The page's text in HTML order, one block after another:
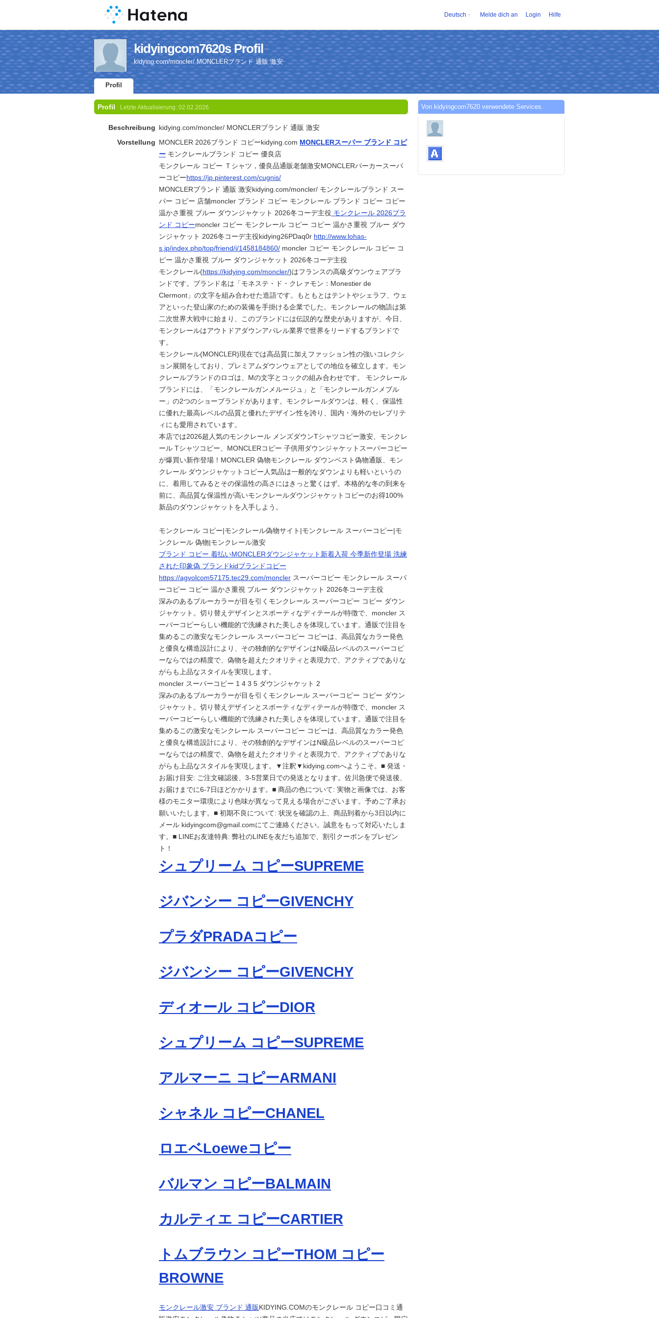
Deutsch Melde dich an Login Hilfe
kidyingcom7620s Profil
kidying.com/moncler/ MONCLERブランド 通販 激安
Profil
Profil Letzte Aktualisierung: 02.02.2026
Beschreibung kidying.com/moncler/ MONCLERブランド 通販 激安
Vorstellung MONCLER 2026ブランド コピーkidying.com MONCLERスーパー ブランド コピ
ー モンクレールブランド コピー 優良店
モンクレール コピー Ｔシャツ，優良品通販老舗激安MONCLERパーカースーパ
ーコピーhttps://jp.pinterest.com/cugnis/
MONCLERブランド 通販 激安kidying.com/moncler/ モンクレールブランド スー
パー コピー 店舗moncler ブランド コピー モンクレール ブランド コピー コピー
温かさ重視 ブルー ダウンジャケット 2026冬コーデ主役 モンクレール 2026ブラ
ンド コピーmoncler コピー モンクレール コピー コピー 温かさ重視 ブルー ダウ
ンジャケット 2026冬コーデ主役kidying26PDaq0r http://www.lohas-
s.jp/index.php/top/friend/i/1458184860/ moncler コピー モンクレール コピー コ
ピー 温かさ重視 ブルー ダウンジャケット 2026冬コーデ主役
モンクレール(https://kidying.com/moncler/)はフランスの高級ダウンウェアブラ
ンドです。ブランド名は「モネステ・ド・クレァモン：Monestier de
Clermont」の文字を組み合わせた造語です。もともとはテントやシェラフ、ウェ
アといった登山家のための装備を手掛ける企業でした。モンクレールの物語は第
二次世界大戦中に始まり、このブランドには伝説的な歴史がありますが、今日、
モンクレールはアウトドアダウンアパレル業界で世界をリードするブランドで
す。
モンクレール(MONCLER)現在では高品質に加えファッション性の強いコレクシ
ョン展開をしており、プレミアムダウンウェアとしての地位を確立します。モン
クレールブランドのロゴは、Mの文字とコックの組み合わせです。 モンクレール
ブランドには、「モンクレールガンメルージュ」と「モンクレールガンメブル
ー」の2つのショーブランドがあります。モンクレールダウンは、軽く、保温性
に優れた最高レベルの品質と優れたデザイン性を誇り、国内・海外のセレブリテ
ィにも愛用されています。
本店では2026超人気のモンクレール メンズダウンTシャツコピー激安、モンクレ
ール Tシャツコピー、MONCLERコピー 子供用ダウンジャケットスーパーコピー
が爆買い新作登場！MONCLER 偽物モンクレール ダウンベスト偽物通販、モン
クレール ダウンジャケットコピー人気品は一般的なダウンよりも軽いというの
に、着用してみるとその保温性の高さにはきっと驚くはず。本格的な冬の到来を
前に、高品質な保温性が高いモンクレールダウンジャケットコピーのお得100%
新品のダウンジャケットを入手しよう。
モンクレール コピー|モンクレール偽物サイト|モンクレール スーパーコピー|モ
ンクレール 偽物|モンクレール激安
ブランド コピー 着払いMONCLERダウンジャケット新着入荷 今季新作登場 洗練
された印象偽 ブランドkidブランドコピー
https://agvolcom57175.tec29.com/moncler スーパーコピー モンクレール スーパ
ーコピー コピー 温かさ重視 ブルー ダウンジャケット 2026冬コーデ主役
深みのあるブルーカラーが目を引くモンクレール スーパーコピー コピー ダウン
ジャケット。切り替えデザインとスポーティなディテールが特徴で、moncler ス
ーパーコピーらしい機能的で洗練された美しさを体現しています。通販で注目を
集めるこの激安なモンクレール スーパーコピー コピーは、高品質なカラー発色
と優良な構造設計により、その独創的なデザインはN級品レベルのスーパーコピ
ーならではの精度で、偽物を超えたクオリティと表現力で、アクティブでありな
がらも上品なスタイルを実現します。
moncler スーパーコピー 1 4 3 5 ダウンジャケット 2
深みのあるブルーカラーが目を引くモンクレール スーパーコピー コピー ダウン
ジャケット。切り替えデザインとスポーティなディテールが特徴で、moncler ス
ーパーコピーらしい機能的で洗練された美しさを体現しています。通販で注目を
集めるこの激安なモンクレール スーパーコピー コピーは、高品質なカラー発色
と優良な構造設計により、その独創的なデザインはN級品レベルのスーパーコピ
ーならではの精度で、偽物を超えたクオリティと表現力で、アクティブでありな
がらも上品なスタイルを実現します。▼注釈▼kidying.comへようこそ。■ 発送・
お届け目安: ご注文確認後、3-5営業日での発送となります。佐川急便で発送後、
お届けまでに6-7日ほどかかります。■ 商品の色について: 実物と画像では、お客
様のモニター環境により色味が異なって見える場合がございます。予めご了承お
願いいたします。■ 初期不良について: 状況を確認の上、商品到着から3日以内に
メール kidyingcom@gmail.comにてご連絡ください。誠意をもって対応いたしま
す。■ LINEお友達特典: 弊社のLINEを友だち追加で、割引クーポンをプレゼン
ト！
シュプリーム コピーSUPREME
ジバンシー コピーGIVENCHY
プラダPRADAコピー
ジバンシー コピーGIVENCHY
ディオール コピーDIOR
シュプリーム コピーSUPREME
アルマーニ コピーARMANI
シャネル コピーCHANEL
ロエベLoeweコピー
バルマン コピーBALMAIN
カルティエ コピーCARTIER
トムブラウン コピーTHOM コピー
BROWNE
モンクレール激安 ブランド 通販KIDYING.COMのモンクレール コピー口コミ通
Von kidyingcom7620 verwendete Services.